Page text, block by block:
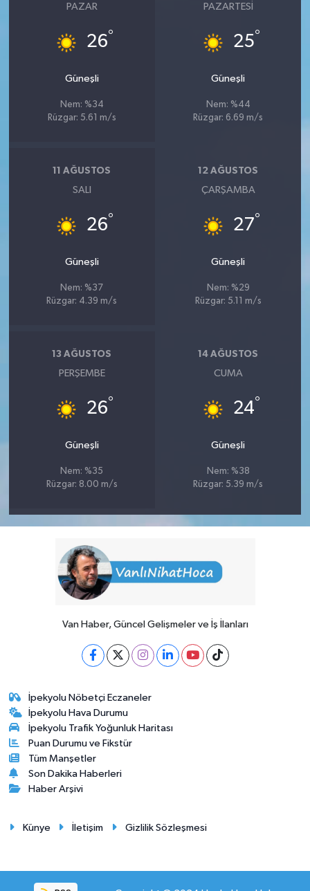
PAZAR
26°
Güneşli
Nem: %34
Rüzgar: 5.61 m/s
PAZARTESI
25°
Güneşli
Nem: %44
Rüzgar: 6.69 m/s
11 AĞUSTOS
SALI
26°
Güneşli
Nem: %37
Rüzgar: 4.39 m/s
12 AĞUSTOS
ÇARŞAMBA
27°
Güneşli
Nem: %29
Rüzgar: 5.11 m/s
13 AĞUSTOS
PERŞEMBE
26°
Güneşli
Nem: %35
Rüzgar: 8.00 m/s
14 AĞUSTOS
CUMA
24°
Güneşli
Nem: %38
Rüzgar: 5.39 m/s
Van Haber, Güncel Gelişmeler ve İş İlanları
İpekyolu Nöbetçi Eczaneler
İpekyolu Hava Durumu
İpekyolu Trafik Yoğunluk Haritası
Puan Durumu ve Fikstür
Tüm Manşetler
Son Dakika Haberleri
Haber Arşivi
Künye İletişim Gizlilik Sözleşmesi